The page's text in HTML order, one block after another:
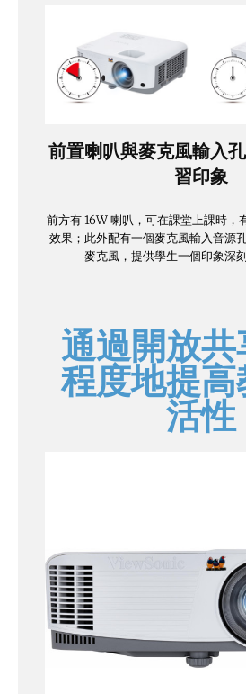
前置喇叭與麥克風輸入
習印象
前方有 16W 喇叭，可在課堂上課時，
效果；此外配有一個麥克風輸入音源
麥克風，提供學生一個印象深
通過開放
程度地提
活性